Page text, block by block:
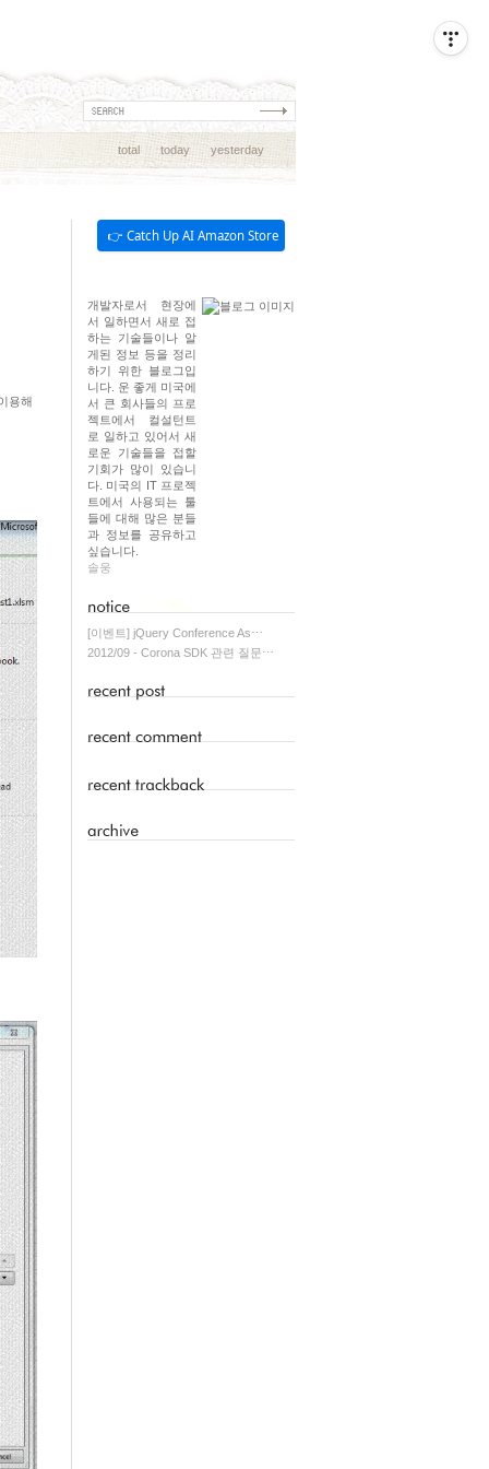
total today yesterday
👉 Catch Up AI Amazon Store
개발자로서 현장에
서 일하면서 새로 접
하는 기술들이나 알
게된 정보 등을 정리
하기 위한 블로그입
니다. 운 좋게 미국에
서 큰 회사들의 프로
젝트에서 컬설턴트
로 일하고 있어서 새
로운 기술들을 접할
기회가 많이 있습니
다. 미국의 IT 프로젝
트에서 사용되는 툴
들에 대해 많은 분들
과 정보를 공유하고
싶습니다.
솔웅
[이벤트] jQuery Conference As⋯
2012/09 - Corona SDK 관련 질문⋯
용해